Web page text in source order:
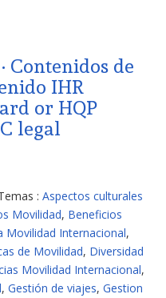
Contenidos de
IHR
or HQP
legal
: Aspectos culturales
Movilidad, Beneficios
Movilidad Internacional,
de Movilidad, Diversidad
Movilidad Internacional,
, Gestión de viajes, Gestion